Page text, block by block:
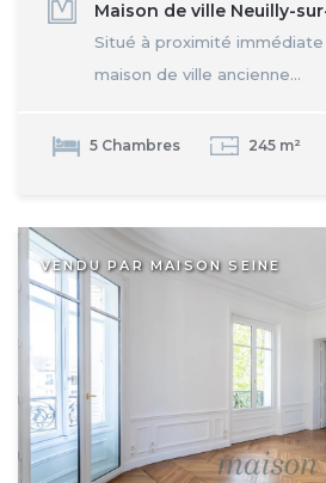
Maison de ville Neuilly-
Situé à proximité
maison de ville ancienne...
5 Chambres 245 m²
VENDU PAR MAISON SEINE